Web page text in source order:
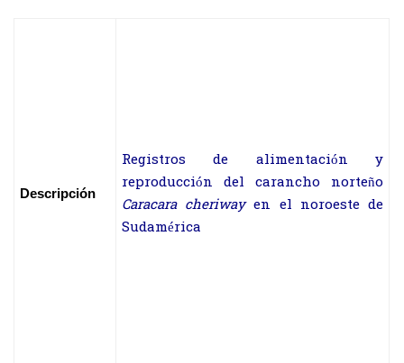
Descripción
Registros de alimentación y
reproducción del carancho norteño
Caracara cheriwayen el noroeste de
Sudamérica